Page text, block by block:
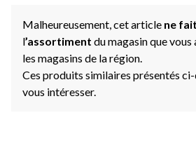
Malheureusement, cet article ne
l’assortiment du magasin que
les magasins de la région.
Ces produits similaires présentés
vous intéresser.